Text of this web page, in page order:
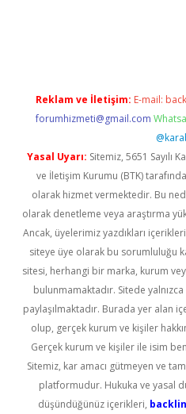
Reklam ve İletişim: E-mail:
forumhizmeti@gmail.com
Yasal Uyarı: Sitemiz, 5651 Sayılı
ve İletişim Kurumu (BTK)
olarak hizmet vermektedir. Bu
olarak denetleme veya araştırma
Ancak, üyelerimiz yazdıkları
siteye üye olarak bu sorumluluğu
sitesi, herhangi bir marka, kurum
bulunmamaktadır. Sitede
paylaşılmaktadır. Burada yer alan
olup, gerçek kurum ve kişiler
Gerçek kurum ve kişiler ile isim
Sitemiz, kar amacı gütmeyen ve
platformudur. Hukuka ve yasal
düşündüğünüz içerikleri,